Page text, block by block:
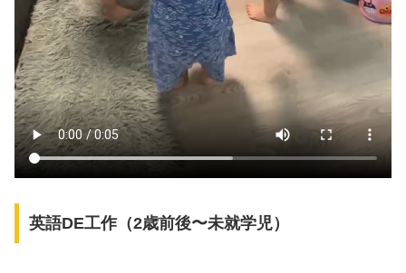
英語DE工作（2歳前後〜未就学児）